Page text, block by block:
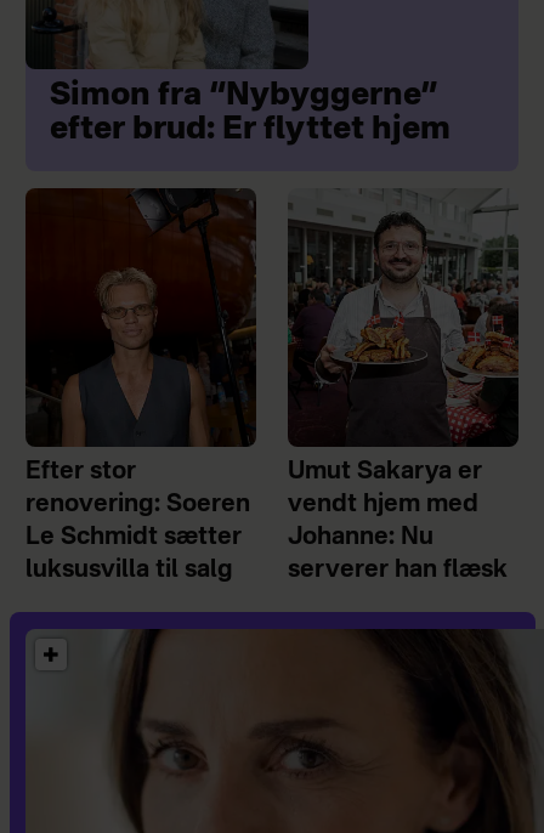
Simon fra “Nybyggerne”
efter brud: Er flyttet hjem
Efter stor
renovering: Soeren
Le Schmidt sætter
luksusvilla til salg
Umut Sakarya er
vendt hjem med
Johanne: Nu
serverer han flæsk